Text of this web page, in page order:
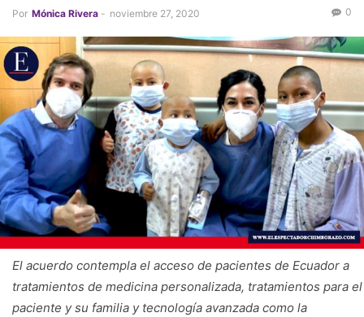
Por Mónica Rivera - noviembre 27, 2020 0
El acuerdo contempla el acceso de pacientes de Ecuador a
tratamientos de medicina personalizada, tratamientos para el
paciente y su familia y tecnología avanzada como la